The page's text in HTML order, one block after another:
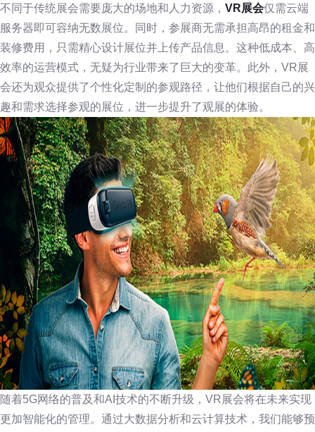
不同于传统展会需要庞大的场地和人力资源， VR展会仅需云端
服务器即可容纳无数展位。同时，参展商无需承担高昂的租金和
装修费用，只需精心设计展位并上传产品信息。这种低成本、高
效率的运营模式，无疑为行业带来了巨大的变革。此外，VR展
会还为观众提供了个性化定制的参观路径，让他们根据自己的兴
趣和需求选择参观的展位，进一步提升了观展的体验。
随着5G网络的普及和AI技术的不断升级，VR展会将在未来实现
更加智能化的管理。通过大数据分析和云计算技术，我们能够预